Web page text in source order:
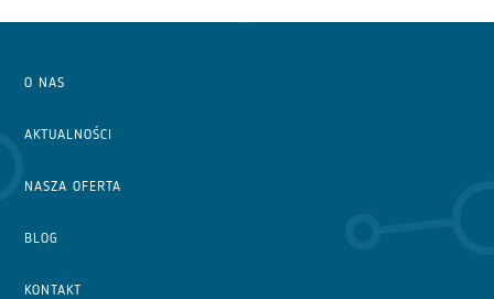
O NAS
AKTUALNOŚCI
NASZA OFERTA
BLOG
KONTAKT